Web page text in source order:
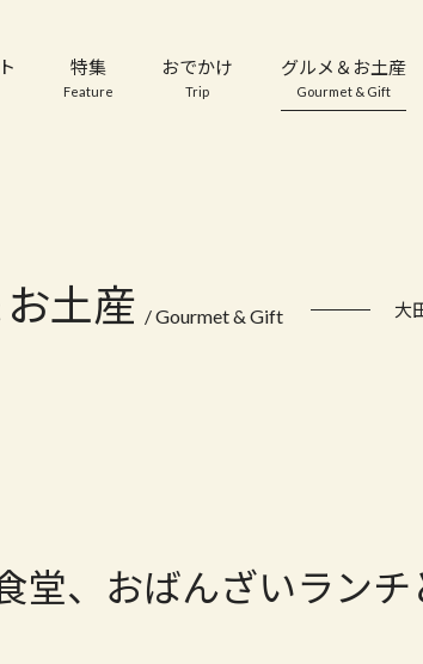
特集
Feature
おでかけ
Trip
グルメ＆お土産
Gourmet & Gift
土産 / Gourmet & Gift 大
堂、おばんざいラン